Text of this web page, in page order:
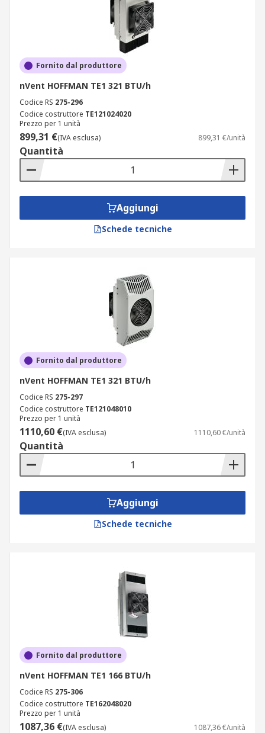
Fornito dal produttore
nVent HOFFMAN TE1 321 BTU/h
Codice RS 275-296
Codice costruttore TE121024020
Prezzo per 1 unità
899,31 €(IVA esclusa) 899,31 €/unità
Quantità
Aggiungi
Schede tecniche
Fornito dal produttore
nVent HOFFMAN TE1 321 BTU/h
Codice RS 275-297
Codice costruttore TE121048010
Prezzo per 1 unità
1110,60 €(IVA esclusa) 1110,60 €/unità
Quantità
Aggiungi
Schede tecniche
Fornito dal produttore
nVent HOFFMAN TE1 166 BTU/h
Codice RS 275-306
Codice costruttore TE162048020
Prezzo per 1 unità
1087,36 €(IVA esclusa) 1087,36 €/unità